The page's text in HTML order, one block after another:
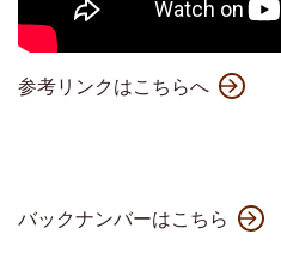
参考リンクはこちらへ
バックナンバーはこちら